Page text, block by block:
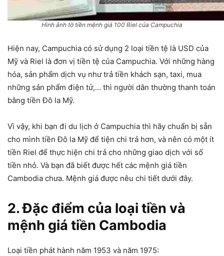
Hình ảnh tờ tiền mệnh giá 100 Riel của Campuchia
Hiện nay, Campuchia có sử dụng 2 loại tiền tệ là USD của
Mỹ và Riel là đơn vị tiền tệ của Campuchia. Với những hàng
hóa, sản phẩm dịch vụ như trả tiền khách sạn, taxi, mua
những sản phẩm điện tử,… thì người dân thường thanh toán
bằng tiền Đô la Mỹ.
Vì vậy, khi bạn đi du lịch ở Campuchia thì hãy chuẩn bị sẵn
cho mình tiền Đô la Mỹ để tiện chi trả hơn, và nên có một ít
tiền Riel để thực hiện chi trả cho những giao dịch với số
tiền nhỏ. Và bạn đã biết được hết các mệnh giá tiền
Cambodia chưa. Mệnh giá được nêu chi tiết dưới đây.
2. Đặc điểm của loại tiền và
mệnh giá tiền Cambodia
Loại tiền phát hành năm 1953 và năm 1975: